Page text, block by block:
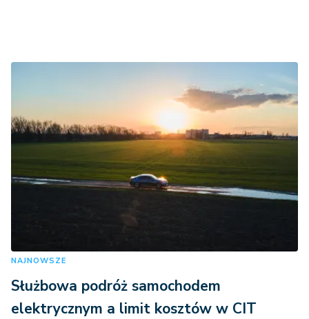
NAJNOWSZE
Służbowa podróż samochodem
elektrycznym a limit kosztów w CIT